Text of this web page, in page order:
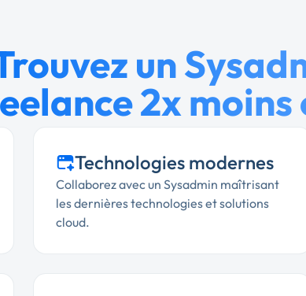
un
2x moins
Technologies modernes
Collaborez avec un Sysadmin maîtrisant
les dernières technologies et solutions
cloud.